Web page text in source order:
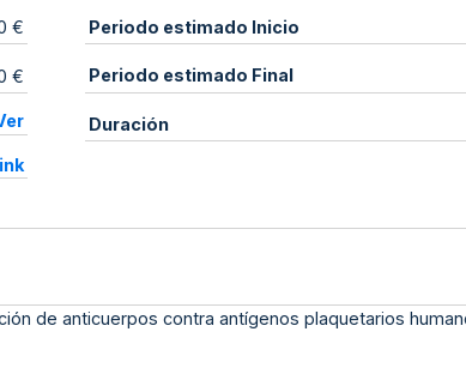
€
€
Periodo estimado Inicio
Periodo estimado Final
Duración
de anticuerpos contra antígenos plaquetarios